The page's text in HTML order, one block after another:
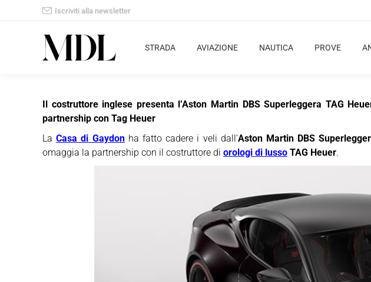
Iscriviti alla newsletter
STRADA AVIAZIONE NAUTICA PROVE
Il costruttore inglese presenta l’Aston Martin DBS Superleggera TAG
partnership con Tag Heuer
LaCasa di Gaydonha fatto cadere i veli dall’Aston Martin DBS
omaggia la partnership con il costruttore di orologi di lusso TAG Heuer.